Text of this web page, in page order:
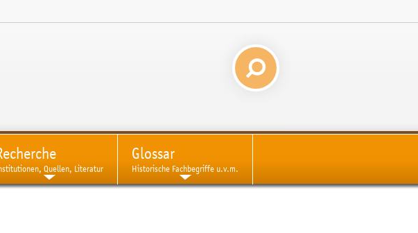
Quellen, Literatur
Glossar
Historische Fachbegriffe u.v.m.